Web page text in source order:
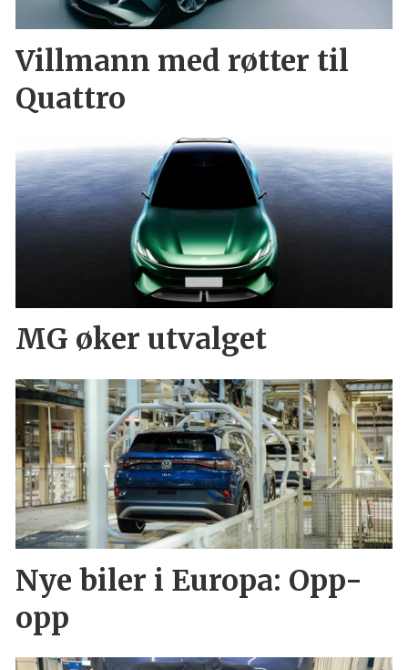
Villmann med røtter til
Quattro
MG øker utvalget
Nye biler i Europa: Opp-
opp